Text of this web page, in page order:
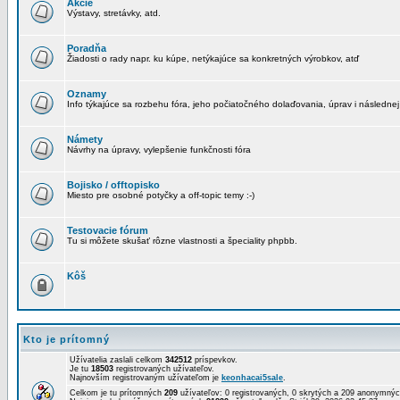
Akcie
Výstavy, stretávky, atd.
Poradňa
Žiadosti o rady napr. ku kúpe, netýkajúce sa konkretných výrobkov, atď
Oznamy
Info týkajúce sa rozbehu fóra, jeho počiatočného dolaďovania, úprav i následnej
Námety
Návrhy na úpravy, vylepšenie funkčnosti fóra
Bojisko / offtopisko
Miesto pre osobné potyčky a off-topic temy :-)
Testovacie fórum
Tu si môžete skušať rôzne vlastnosti a špeciality phpbb.
Kôš
Kto je prítomný
Užívatelia zaslali celkom 342512 príspevkov.
Je tu 18503 registrovaných užívateľov.
Najnovším registrovaným užívateľom je keonhacai5sale.
Celkom je tu prítomných 209 užívateľov: 0 registrovaných, 0 skrytých a 209